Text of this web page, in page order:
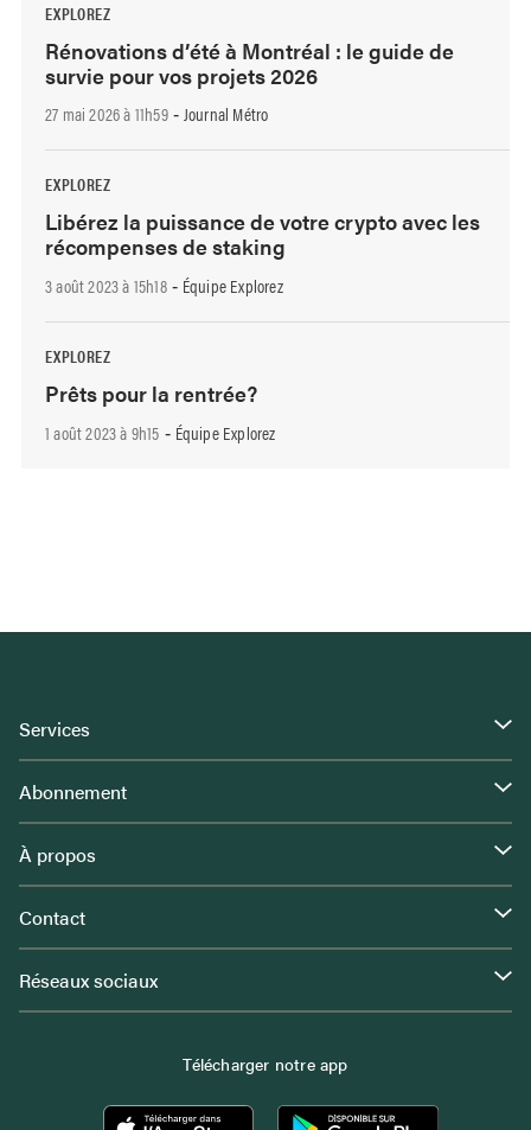
EXPLOREZ
Rénovations d’été à Montréal : le guide de
survie pour vos projets 2026
27 mai 2026 à 11h59- Journal Métro
EXPLOREZ
Libérez la puissance de votre crypto avec les
récompenses de staking
3 août 2023 à 15h18- Équipe Explorez
EXPLOREZ
Prêts pour la rentrée?
1 août 2023 à 9h15 - Équipe Explorez
Services
Abonnement
À propos
Contact
Réseaux sociaux
Télécharger notre app